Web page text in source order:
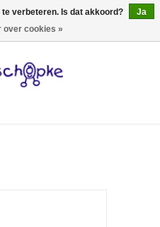
0 Artikelen - €0,00
verbeteren. Is dat akkoord?
Ja
over cookies »